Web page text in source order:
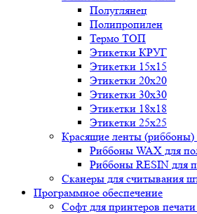
Полуглянец
Полипропилен
Термо ТОП
Этикетки КРУГ
Этикетки 15х15
Этикетки 20х20
Этикетки 30х30
Этикетки 18х18
Этикетки 25х25
Красящие ленты (риббоны)
Риббоны WAX для
Риббоны RESIN для
Сканеры для считывания
Программное обеспечение
Софт для принтеров печати